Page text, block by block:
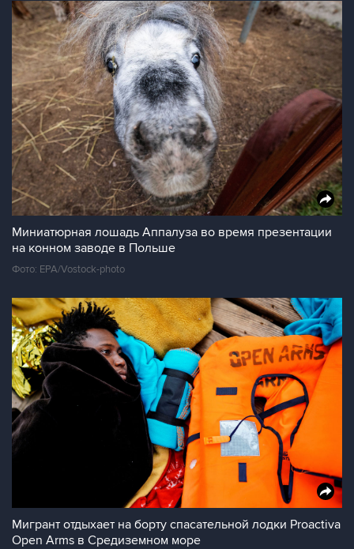
Миниатюрная лошадь Аппалуза во время презентации
на конном заводе в Польше
Фото: EPA/Vostock-photo
Мигрант отдыхает на борту спасательной лодки Proactiva
Open Arms в Средиземном море